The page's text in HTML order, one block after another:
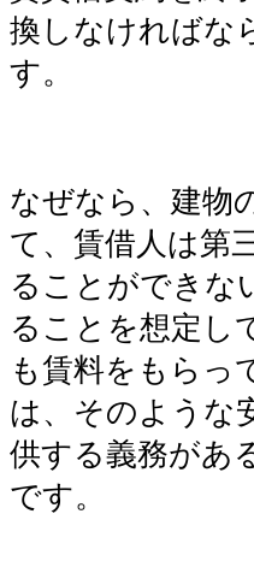
換しなければな
す。
なぜなら、建物
て、賃借人は第
ることができな
ることを想定し
も賃料をもらっ
は、そのような
供する義務があ
です。